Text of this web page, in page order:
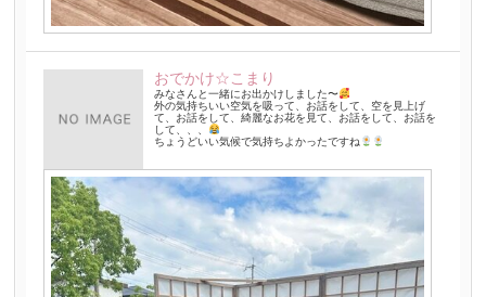
おでかけ☆こまり
みなさんと一緒にお出かけしました〜
外の気持ちいい空気を吸って、お話をして、空を見上げ
て、お話をして、綺麗なお花を見て、お話をして、お話を
して、、、
ちょうどいい気候で気持ちよかったですね